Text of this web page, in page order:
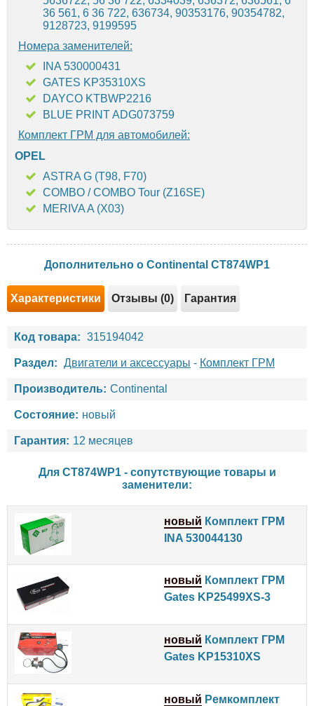
36 561, 6 36 722, 636734, 90353176, 90354782,
9128723, 9199595
Номера заменителей:
INA 530000431
GATES KP35310XS
DAYCO KTBWP2216
BLUE PRINT ADG073759
Комплект ГРМ для автомобилей:
OPEL
ASTRA G (T98, F70)
COMBO / COMBO Tour (Z16SE)
MERIVA A (X03)
Дополнительно о Continental CT874WP1
Характеристики Отзывы (0) Гарантия
Код товара: 315194042
Раздел: Двигатели и аксессуары - Комплект ГРМ
Производитель: Continental
Состояние: новый
Гарантия: 12 месяцев
Для CT874WP1 - сопутствующие товары и
заменители:
новый Комплект ГРМ
INA 530044130
новый Комплект ГРМ
Gates KP25499XS-3
новый Комплект ГРМ
Gates KP15310XS
новый Ремкомплект